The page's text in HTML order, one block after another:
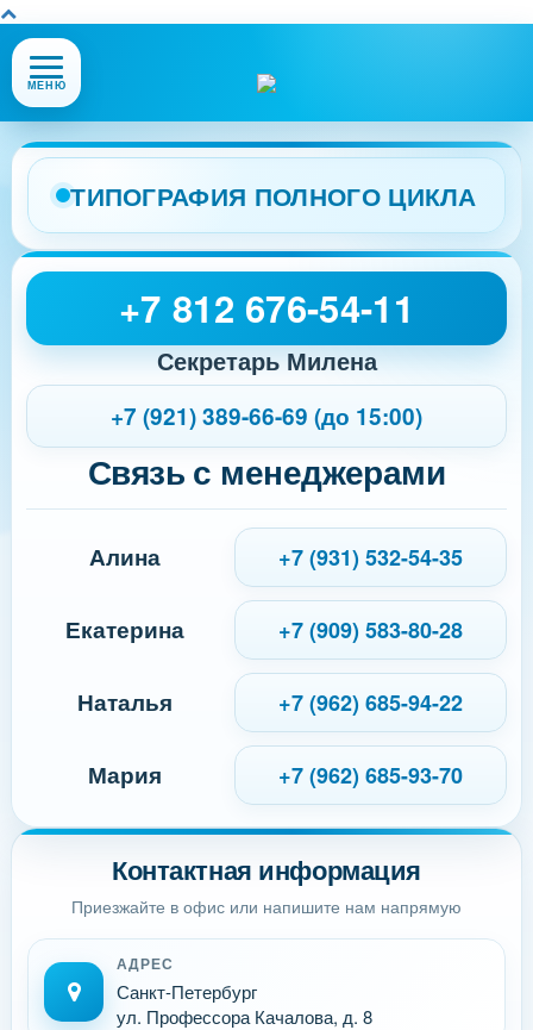
Открыть
или
меню
сайта
МЕНЮ
ТИПОГРАФИЯ ПОЛНОГО ЦИКЛА
Контактная информация
Приезжайте в офис или напишите нам напрямую
АДРЕС
Санкт-Петербург
ул. Профессора Качалова, д. 8
+7 812 676-54-11
Секретарь Милена
+7 (921) 389-66-69 (до 15:00)
Связь с менеджерами
Алина +7 (931) 532-54-35
Екатерина +7 (909) 583-80-28
Наталья +7 (962) 685-94-22
Мария +7 (962) 685-93-70